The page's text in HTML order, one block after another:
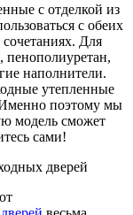
с отделкой из
с обеих
Для
пенополиуретан,
наполнители.
утепленные
Именно поэтому мы
модель сможет
сами!
дверей